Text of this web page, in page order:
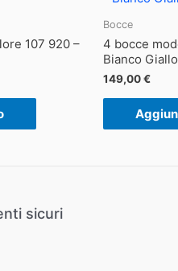
107 920 –
Bocce
4 bocce
Bianco
149,00€
sicuri